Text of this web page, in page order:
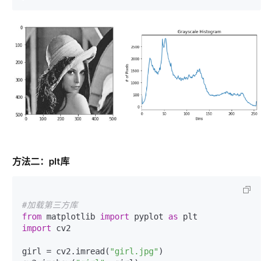
方法二：plt库
#加载第三方库
from matplotlib import pyplot as
import cv2
girl = cv2.imread( "girl.jpg" )